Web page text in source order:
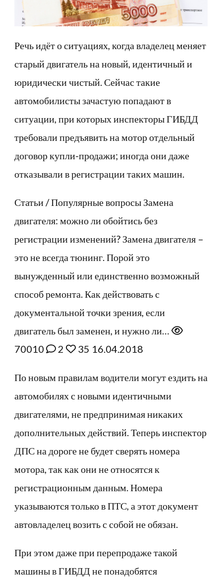
Речь идёт о ситуациях, когда владелец меняет
старый двигатель на новый, идентичный и
юридически чистый. Сейчас такие
автомобилисты зачастую попадают в
ситуации, при которых инспекторы ГИБДД
требовали предъявить на мотор отдельный
договор купли-продажи; иногда они даже
отказывали в регистрации таких машин.
Статьи / Популярные вопросы Замена
двигателя: можно ли обойтись без
регистрации изменений? Замена двигателя –
это не всегда тюнинг. Порой это
вынужденный или единственно возможный
способ ремонта. Как действовать с
документальной точки зрения, если
двигатель был заменен, и нужно ли…
70010
2 35 16.04.2018
По новым правилам водители могут ездить на
автомобилях с новыми идентичными
двигателями, не предпринимая никаких
дополнительных действий. Теперь инспектор
ДПС на дороге не будет сверять номера
мотора, так как они не относятся к
регистрационным данным. Номера
указываются только в ПТС, а этот документ
автовладелец возить с собой не обязан.
При этом даже при перепродаже такой
машины в ГИБДД не понадобятся